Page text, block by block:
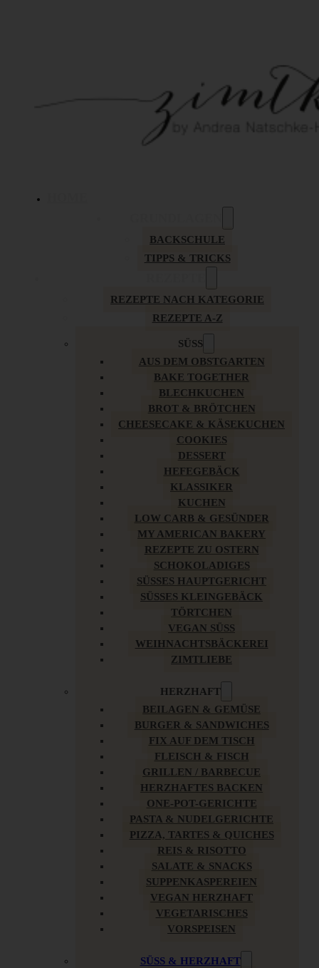
BACKSCHULE
TIPPS & TRICKS
REZEPTE NACH KATEGORIE
REZEPTE A-Z
SÜSS
AUS DEM OBSTGARTEN
BAKE TOGETHER
BLECHKUCHEN
BROT & BRÖTCHEN
CHEESECAKE & KÄSEKUCHEN
COOKIES
DESSERT
HEFEGEBÄCK
KLASSIKER
KUCHEN
LOW CARB & GESÜNDER
MY AMERICAN BAKERY
REZEPTE ZU OSTERN
SCHOKOLADIGES
SÜSSES HAUPTGERICHT
SÜSSES KLEINGEBÄCK
TÖRTCHEN
VEGAN SÜSS
WEIHNACHTSBÄCKEREI
ZIMTLIEBE
HERZHAFT
BEILAGEN & GEMÜSE
BURGER & SANDWICHES
FIX AUF DEM TISCH
FLEISCH & FISCH
GRILLEN / BARBECUE
HERZHAFTES BACKEN
ONE-POT-GERICHTE
PASTA & NUDELGERICHTE
PIZZA, TARTES & QUICHES
REIS & RISOTTO
SALATE & SNACKS
SUPPENKASPEREIEN
VEGAN HERZHAFT
VEGETARISCHES
VORSPEISEN
SÜSS & HERZHAFT